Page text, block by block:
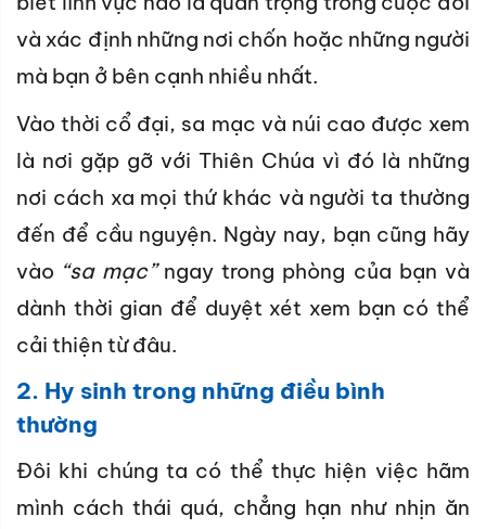
và xác định những nơi chốn hoặc những người
mà bạn ở bên cạnh nhiều nhất.
Vào thời cổ đại, sa mạc và núi cao được xem
là nơi gặp gỡ với Thiên Chúa vì đó là những
nơi cách xa mọi thứ khác và người ta thường
đến để cầu nguyện. Ngày nay, bạn cũng hãy
vào “sa mạc”ngay trong phòng của bạn và
dành thời gian để duyệt xét xem bạn có thể
cải thiện từ đâu.
2. Hy sinh trong những điều bình
thường
Đôi khi chúng ta có thể thực hiện việc hãm
mình cách thái quá, chẳng hạn như nhịn ăn